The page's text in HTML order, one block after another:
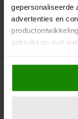
gepersonaliseerde
advertenties en
gebruikt en met
Als u het toestaat,
Informatie
die tot een
op specifieke